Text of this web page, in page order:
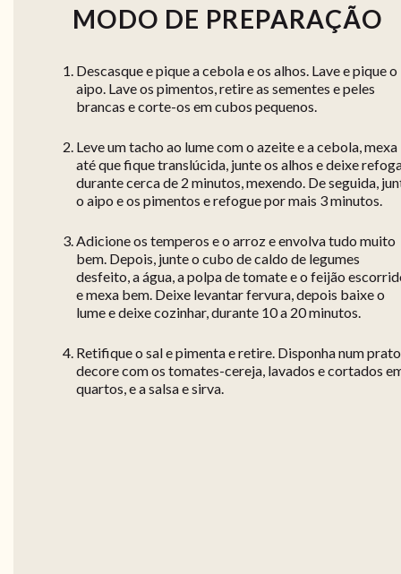
MODO DE PREPARAÇÃO
Descasque e pique a cebola e os alhos. Lave e pique o
aipo. Lave os pimentos, retire as sementes e peles
brancas e corte-os em cubos pequenos.
Leve um tacho ao lume com o azeite e a cebola, mexa
até que fique translúcida, junte os alhos e deixe
durante cerca de 2 minutos, mexendo. De seguida,
o aipo e os pimentos e refogue por mais 3 minutos.
Adicione os temperos e o arroz e envolva tudo muito
bem. Depois, junte o cubo de caldo de legumes
desfeito, a água, a polpa de tomate e o feijão
e mexa bem. Deixe levantar fervura, depois baixe o
lume e deixe cozinhar, durante 10 a 20 minutos.
Retifique o sal e pimenta e retire. Disponha num
decore com os tomates-cereja, lavados e cortados
quartos, e a salsa e sirva.